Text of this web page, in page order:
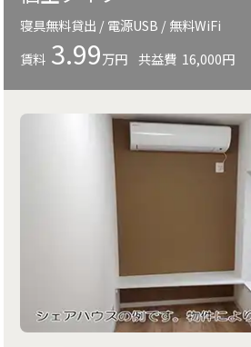
寝具無料貸出 / 電源USB / 無料WiFi
賃料 3.99万円 共益費 16,000円